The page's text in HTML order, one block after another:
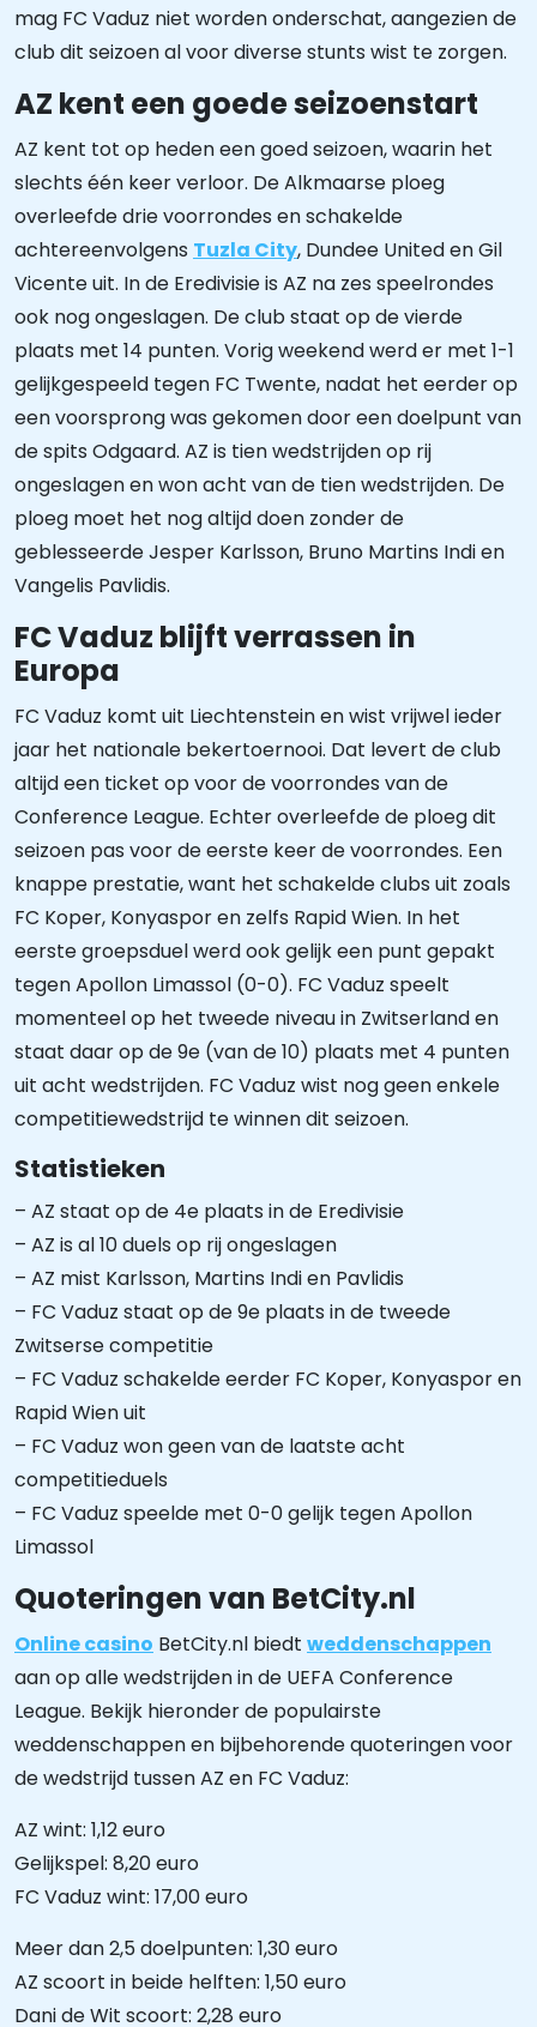
mag FC Vaduz niet worden onderschat, aangezien de
club dit seizoen al voor diverse stunts wist te zorgen.
AZ kent een goede seizoenstart
AZ kent tot op heden een goed seizoen, waarin het
slechts één keer verloor. De Alkmaarse ploeg
overleefde drie voorrondes en schakelde
achtereenvolgens Tuzla City, Dundee United en Gil
Vicente uit. In de Eredivisie is AZ na zes speelrondes
ook nog ongeslagen. De club staat op de vierde
plaats met 14 punten. Vorig weekend werd er met 1-1
gelijkgespeeld tegen FC Twente, nadat het eerder op
een voorsprong was gekomen door een doelpunt van
de spits Odgaard. AZ is tien wedstrijden op rij
ongeslagen en won acht van de tien wedstrijden. De
ploeg moet het nog altijd doen zonder de
geblesseerde Jesper Karlsson, Bruno Martins Indi en
Vangelis Pavlidis.
FC Vaduz blijft verrassen in
Europa
FC Vaduz komt uit Liechtenstein en wist vrijwel ieder
jaar het nationale bekertoernooi. Dat levert de club
altijd een ticket op voor de voorrondes van de
Conference League. Echter overleefde de ploeg dit
seizoen pas voor de eerste keer de voorrondes. Een
knappe prestatie, want het schakelde clubs uit zoals
FC Koper, Konyaspor en zelfs Rapid Wien. In het
eerste groepsduel werd ook gelijk een punt gepakt
tegen Apollon Limassol (0-0). FC Vaduz speelt
momenteel op het tweede niveau in Zwitserland en
staat daar op de 9e (van de 10) plaats met 4 punten
uit acht wedstrijden. FC Vaduz wist nog geen enkele
competitiewedstrijd te winnen dit seizoen.
Statistieken
– AZ staat op de 4e plaats in de Eredivisie
– AZ is al 10 duels op rij ongeslagen
– AZ mist Karlsson, Martins Indi en Pavlidis
– FC Vaduz staat op de 9e plaats in de tweede
Zwitserse competitie
– FC Vaduz schakelde eerder FC Koper, Konyaspor en
Rapid Wien uit
– FC Vaduz won geen van de laatste acht
competitieduels
– FC Vaduz speelde met 0-0 gelijk tegen Apollon
Limassol
Quoteringen van BetCity.nl
Online casino BetCity.nl biedt weddenschappen
aan op alle wedstrijden in de UEFA Conference
League. Bekijk hieronder de populairste
weddenschappen en bijbehorende quoteringen voor
de wedstrijd tussen AZ en FC Vaduz:
AZ wint: 1,12 euro
Gelijkspel: 8,20 euro
FC Vaduz wint: 17,00 euro
Meer dan 2,5 doelpunten: 1,30 euro
AZ scoort in beide helften: 1,50 euro
Dani de Wit scoort: 2,28 euro